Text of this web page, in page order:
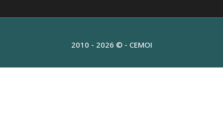
2010 - 2026 © - CEMOI